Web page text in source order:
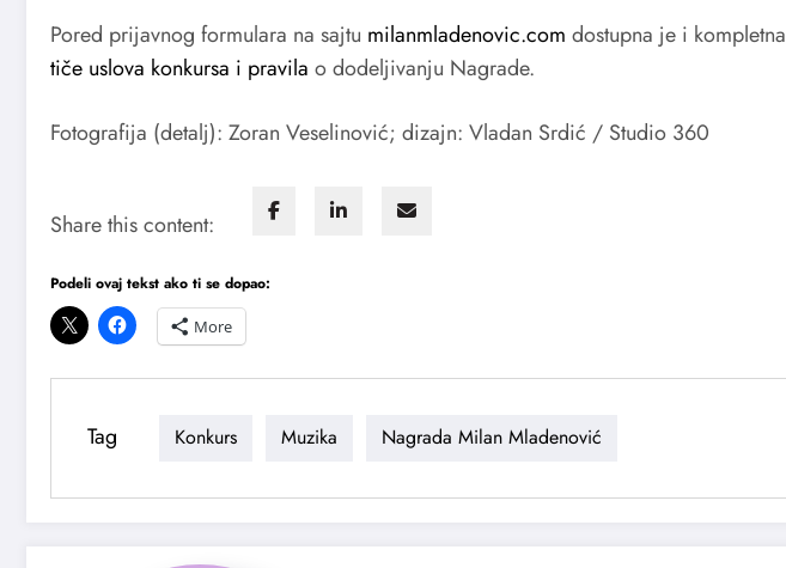
Pored prijavnog formulara na sajtu milanmladenovic.com dostupna je i kompletna
tiče uslova konkursa i pravila o dodeljivanju Nagrade.
Fotografija (detalj): Zoran Veselinović; dizajn: Vladan Srdić / Studio 360
Share this content:
Podeli ovaj tekst ako ti se dopao:
More
Tag Konkurs Muzika Nagrada Milan Mladenović